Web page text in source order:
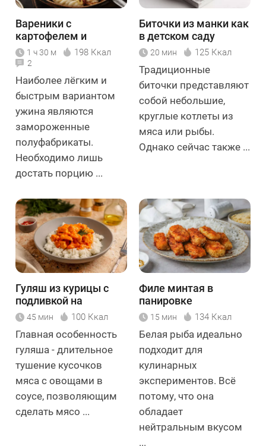
Вареники с
картофелем и
грибами
1 ч 30 м 198 Ккал
2
Наиболее лёгким и
быстрым вариантом
ужина являются
замороженные
полуфабрикаты.
Необходимо лишь
достать порцию ...
Биточки из манки как
в детском саду
20 мин 125 Ккал
Традиционные
биточки представляют
собой небольшие,
круглые котлеты из
мяса или рыбы.
Однако сейчас также ...
Гуляш из курицы с
подливкой на
сковороде
45 мин 100 Ккал
Главная особенность
гуляша - длительное
тушение кусочков
мяса с овощами в
соусе, позволяющим
сделать мясо ...
Филе минтая в
панировке
15 мин 134 Ккал
Белая рыба идеально
подходит для
кулинарных
экспериментов. Всё
потому, что она
обладает
нейтральным вкусом
...